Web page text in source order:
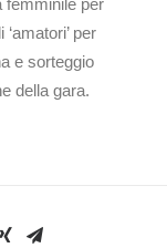
femminile per
per
e sorteggio
della gara.